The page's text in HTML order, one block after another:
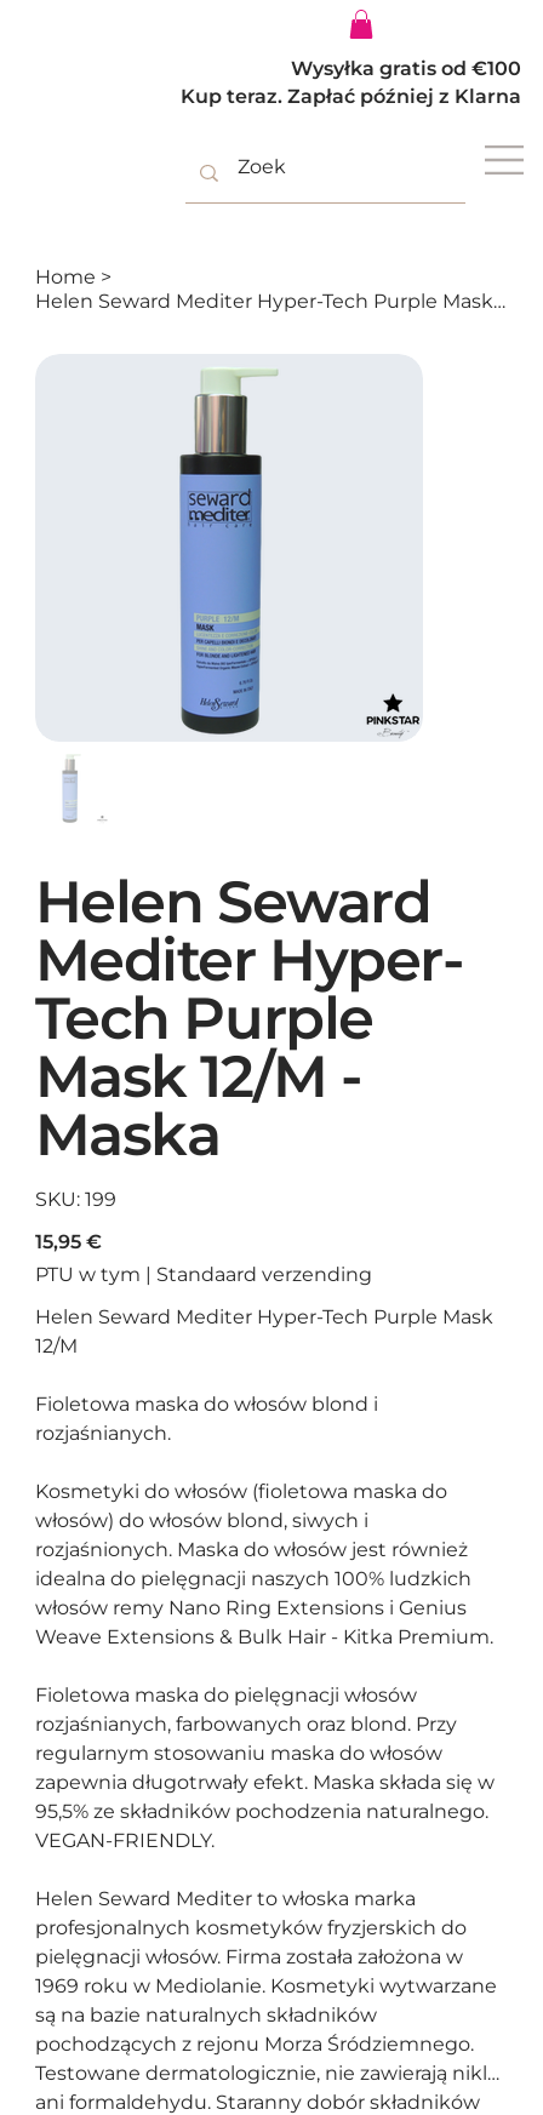
Wysyłka gratis od €100
Kup teraz. Zapłać później z Klarna
Home >
Helen Seward Mediter Hyper-Tech Purple Mask 12/M - Maska
Helen Seward
Mediter Hyper-
Tech Purple
Mask 12/M -
Maska
SKU: SKU
199
199
Cena
15,95 €
PTU w tym | Standaard verzending
Helen Seward Mediter Hyper-Tech Purple Mask
12/M
Fioletowa maska do włosów blond i
rozjaśnianych.
Kosmetyki do włosów (fioletowa maska do
włosów) do włosów blond, siwych i
rozjaśnionych. Maska do włosów jest również
idealna do pielęgnacji naszych 100% ludzkich
włosów remy Nano Ring Extensions i Genius
Weave Extensions & Bulk Hair - Kitka Premium.
Fioletowa maska do pielęgnacji włosów
rozjaśnianych, farbowanych oraz blond. Przy
regularnym stosowaniu maska do włosów
zapewnia długotrwały efekt. Maska składa się w
95,5% ze składników pochodzenia naturalnego.
VEGAN-FRIENDLY.
Helen Seward Mediter to włoska marka
profesjonalnych kosmetyków fryzjerskich do
pielęgnacji włosów. Firma została założona w
1969 roku w Mediolanie. Kosmetyki wytwarzane
są na bazie naturalnych składników
pochodzących z rejonu Morza Śródziemnego.
Testowane dermatologicznie, nie zawierają niklu
ani formaldehydu. Staranny dobór składników